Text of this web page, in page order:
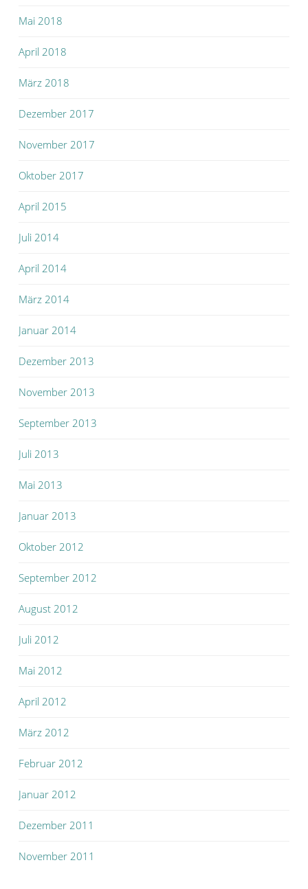
Mai 2018
April 2018
März 2018
Dezember 2017
November 2017
Oktober 2017
April 2015
Juli 2014
April 2014
März 2014
Januar 2014
Dezember 2013
November 2013
September 2013
Juli 2013
Mai 2013
Januar 2013
Oktober 2012
September 2012
August 2012
Juli 2012
Mai 2012
April 2012
März 2012
Februar 2012
Januar 2012
Dezember 2011
November 2011